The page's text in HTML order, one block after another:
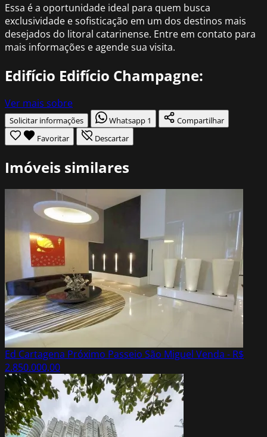
Essa é a oportunidade ideal para quem busca
exclusividade e sofisticação em um dos destinos mais
desejados do litoral catarinense. Entre em contato para
mais informações e agende sua visita.
Edifício Edifício Champagne:
Ver mais sobre
Solicitar informações Whatsapp 1
Compartilhar
Favoritar
Descartar
Imóveis similares
Ed Cartagena Próximo Passeio São Miguel Venda - R$
2.850.000,00